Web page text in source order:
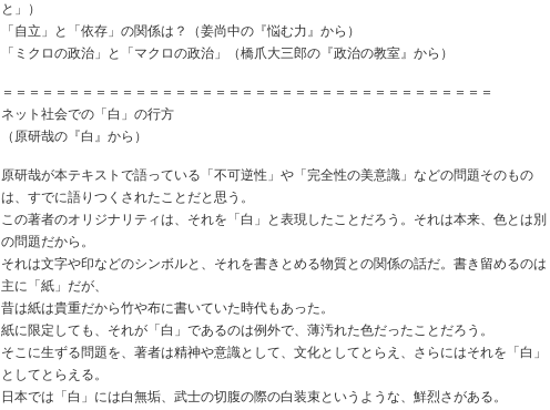
と」）
「自立」と「依存」の関係は？（姜尚中の『悩む力』から）
「ミクロの政治」と「マクロの政治」（橋爪大三郎の『政治の教室』から）
＝＝＝＝＝＝＝＝＝＝＝＝＝＝＝＝＝＝＝＝＝＝＝＝＝＝＝＝＝＝＝＝＝＝＝＝＝
ネット社会での「白」の行方
（原研哉の『白』から）
原研哉が本テキストで語っている「不可逆性」や「完全性の美意識」などの問題そのもの
は、すでに語りつくされたことだと思う。
この著者のオリジナリティは、それを「白」と表現したことだろう。それは本来、色とは別
の問題だから。
それは文字や印などのシンボルと、それを書きとめる物質との関係の話だ。書き留めるのは
主に「紙」だが、
昔は紙は貴重だから竹や布に書いていた時代もあった。
紙に限定しても、それが「白」であるのは例外で、薄汚れた色だったことだろう。
そこに生ずる問題を、著者は精神や意識として、文化としてとらえ、さらにはそれを「白」
としてとらえる。
日本では「白」には白無垢、武士の切腹の際の白装束というような、鮮烈さがある。